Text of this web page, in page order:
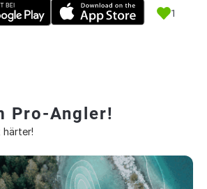
1
Pro-Angler!
härter!